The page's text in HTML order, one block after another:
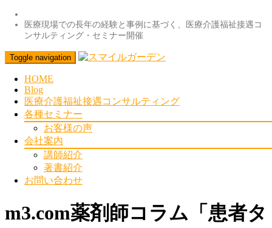
医療現場での長年の経験と事例に基づく、医療介護福祉接遇コ
ンサルティング・セミナー開催
Toggle navigation
HOME
Blog
医療介護福祉接遇コンサルティング
各種セミナー
お客様の声
会社案内
講師紹介
著書紹介
お問い合わせ
m3.com薬剤師コラム「患者タ